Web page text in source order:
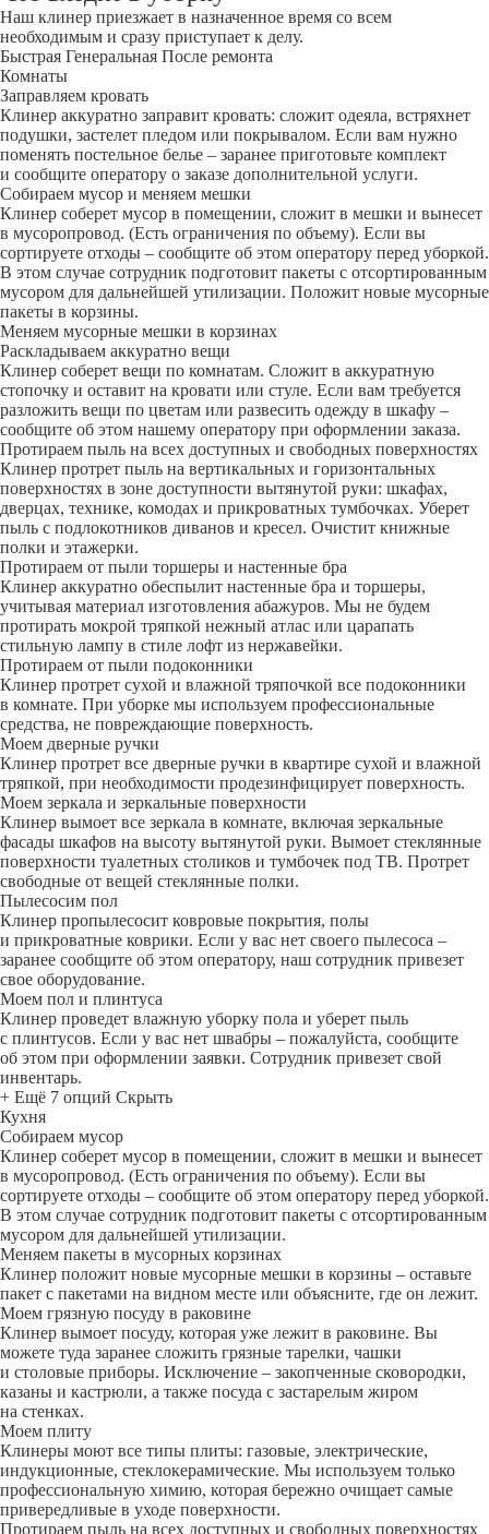
Наш клинер приезжает в назначенное время со всем
необходимым и сразу приступает к делу.
Быстрая Генеральная После ремонта
Комнаты
Заправляем кровать
Клинер аккуратно заправит кровать: сложит одеяла, встряхнет
подушки, застелет пледом или покрывалом. Если вам нужно
поменять постельное белье – заранее приготовьте комплект
и сообщите оператору о заказе дополнительной услуги.
Собираем мусор и меняем мешки
Клинер соберет мусор в помещении, сложит в мешки и вынесет
в мусоропровод. (Есть ограничения по объему). Если вы
сортируете отходы – сообщите об этом оператору перед уборкой.
В этом случае сотрудник подготовит пакеты с отсортированным
мусором для дальнейшей утилизации. Положит новые мусорные
пакеты в корзины.
Меняем мусорные мешки в корзинах
Раскладываем аккуратно вещи
Клинер соберет вещи по комнатам. Сложит в аккуратную
стопочку и оставит на кровати или стуле. Если вам требуется
разложить вещи по цветам или развесить одежду в шкафу –
сообщите об этом нашему оператору при оформлении заказа.
Протираем пыль на всех доступных и свободных поверхностях
Клинер протрет пыль на вертикальных и горизонтальных
поверхностях в зоне доступности вытянутой руки: шкафах,
дверцах, технике, комодах и прикроватных тумбочках. Уберет
пыль с подлокотников диванов и кресел. Очистит книжные
полки и этажерки.
Протираем от пыли торшеры и настенные бра
Клинер аккуратно обеспылит настенные бра и торшеры,
учитывая материал изготовления абажуров. Мы не будем
протирать мокрой тряпкой нежный атлас или царапать
стильную лампу в стиле лофт из нержавейки.
Протираем от пыли подоконники
Клинер протрет сухой и влажной тряпочкой все подоконники
в комнате. При уборке мы используем профессиональные
средства, не повреждающие поверхность.
Моем дверные ручки
Клинер протрет все дверные ручки в квартире сухой и влажной
тряпкой, при необходимости продезинфицирует поверхность.
Моем зеркала и зеркальные поверхности
Клинер вымоет все зеркала в комнате, включая зеркальные
фасады шкафов на высоту вытянутой руки. Вымоет стеклянные
поверхности туалетных столиков и тумбочек под ТВ. Протрет
свободные от вещей стеклянные полки.
Пылесосим пол
Клинер пропылесосит ковровые покрытия, полы
и прикроватные коврики. Если у вас нет своего пылесоса –
заранее сообщите об этом оператору, наш сотрудник привезет
свое оборудование.
Моем пол и плинтуса
Клинер проведет влажную уборку пола и уберет пыль
с плинтусов. Если у вас нет швабры – пожалуйста, сообщите
об этом при оформлении заявки. Сотрудник привезет свой
инвентарь.
+ Ещё 7 опций Скрыть
Кухня
Собираем мусор
Клинер соберет мусор в помещении, сложит в мешки и вынесет
в мусоропровод. (Есть ограничения по объему). Если вы
сортируете отходы – сообщите об этом оператору перед уборкой.
В этом случае сотрудник подготовит пакеты с отсортированным
мусором для дальнейшей утилизации.
Меняем пакеты в мусорных корзинах
Клинер положит новые мусорные мешки в корзины – оставьте
пакет с пакетами на видном месте или объясните, где он лежит.
Моем грязную посуду в раковине
Клинер вымоет посуду, которая уже лежит в раковине. Вы
можете туда заранее сложить грязные тарелки, чашки
и столовые приборы. Исключение – закопченные сковородки,
казаны и кастрюли, а также посуда с застарелым жиром
на стенках.
Моем плиту
Клинеры моют все типы плиты: газовые, электрические,
индукционные, стеклокерамические. Мы используем только
профессиональную химию, которая бережно очищает самые
привередливые в уходе поверхности.
Протираем пыль на всех доступных и свободных поверхностях